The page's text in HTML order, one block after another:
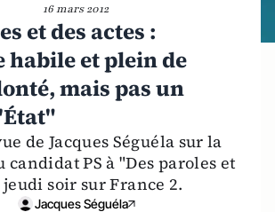
16 mars 2012
et des actes :
habile et plein de
mais pas un
de Jacques Séguéla sur la
PS à "Des paroles et
jeudi soir sur France 2.
Jacques Séguéla